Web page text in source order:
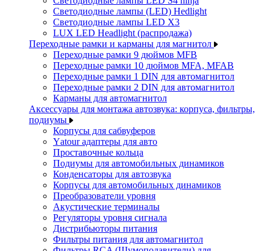
Светодиодные лампы (LED) Hedlight
Светодиодные лампы LED X3
LUX LED Headlight (распродажа)
Переходные рамки и карманы для магнитол
Переходные рамки 9 дюймов MFB
Переходные рамки 10 дюймов MFA, MFAB
Переходные рамки 1 DIN для автомагнитол
Переходные рамки 2 DIN для автомагнитол
Карманы для автомагнитол
Аксессуары для монтажа автозвука: корпуса, фильтры,
подиумы
Корпусы для сабвуферов
Yаtour адаптеры для авто
Проставочные кольца
Подиумы для автомобильных динамиков
Конденсаторы для автозвука
Корпусы для автомобильных динамиков
Преобразователи уровня
Акустические терминалы
Регуляторы уровня сигнала
Дистрибьюторы питания
Фильтры питания для автомагнитол